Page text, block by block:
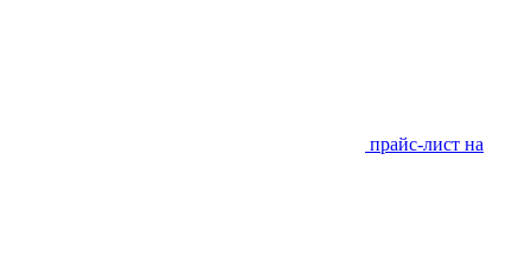
прайс-лист на